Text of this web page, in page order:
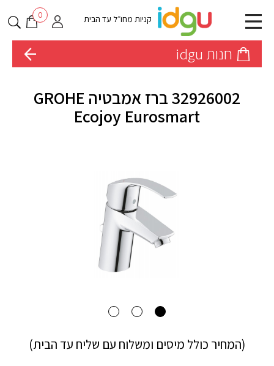
קניות מחו״ל עד הבית 0
חנות idgu
32926002 ברז אמבטיה GROHE
Ecojoy Eurosmart
(המחיר כולל מיסים ומשלוח עם שליח עד הבית)